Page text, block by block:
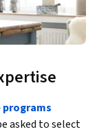
asked to select